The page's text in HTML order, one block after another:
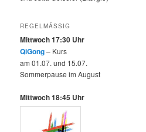
REGELMÄSSIG
Mittwoch 17:30 Uhr
QiGong– Kurs
am 01.07. und 15.07.
Sommerpause im August
Mittwoch 18:45 Uhr